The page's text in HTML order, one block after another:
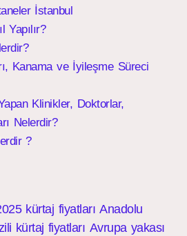
İstanbul
Yapılır?
Kanama ve İyileşme Süreci
Klinikler, Doktorlar,
Nelerdir?
?
kürtaj fiyatları Anadolu
kürtaj fiyatları Avrupa yakası